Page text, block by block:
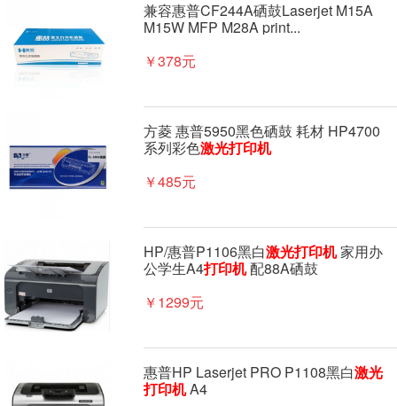
兼容惠普CF244A硒鼓Laserjet M15A
M15W MFP M28A print...
￥378元
方菱 惠普5950黑色硒鼓 耗材 HP4700
系列彩色激光打印机
￥485元
HP/惠普P1106黑白激光打印机家用办
公学生A4打印机配88A硒鼓
￥1299元
惠普HP Laserjet PRO P1108黑白激光
打印机A4